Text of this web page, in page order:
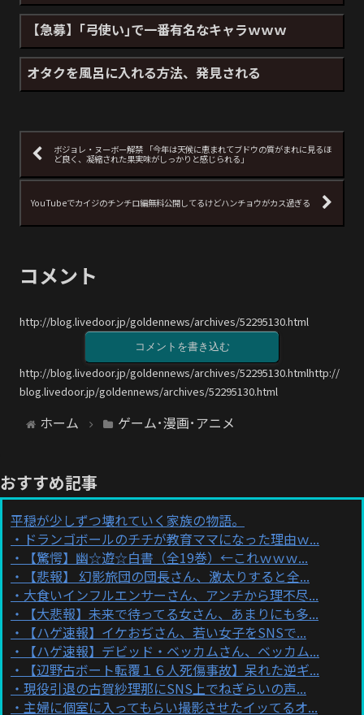
【急募】｢弓使い｣で一番有名なキャラｗｗｗ
オタクを風呂に入れる方法、発見される
ボジョレ・ヌーボー解禁 「今年は天候に恵まれてブドウの質がまれに見るほ
ど良く、凝縮された果実味がしっかりと感じられる」
YouTubeでカイジのチンチロ編無料公開してるけどハンチョウがカス過ぎる
コメント
http://blog.livedoor.jp/goldennews/archives/52295130.html
コメントを書き込む
http://blog.livedoor.jp/goldennews/archives/52295130.htmlhttp://
blog.livedoor.jp/goldennews/archives/52295130.html
ホーム ゲーム･漫画･アニメ
おすすめ記事
平穏が少しずつ壊れていく家族の物語。
ドランゴボールのチチが教育ママになった理由ｗ...
【驚愕】幽☆遊☆白書（全19巻）←これｗｗｗ...
【悲報】 幻影旅団の団長さん、激太りすると全...
大食いインフルエンサーさん、アンチから理不尽...
【大悲報】未来で待ってる女さん、あまりにも多...
【ハゲ速報】イケおぢさん、若い女子をSNSで...
【ハゲ速報】デビッド・ベッカムさん、ベッカム...
【辺野古ボート転覆１６人死傷事故】呆れた逆ギ...
現役引退の古賀紗理那にSNS上でねぎらいの声...
主婦に個室に入ってもらい撮影させたイッてるオ...